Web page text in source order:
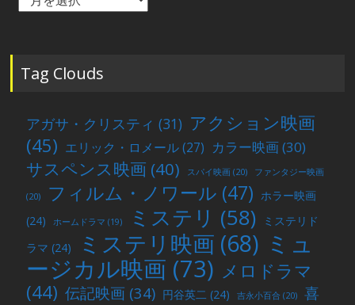
稿
Tag Clouds
アガサ・クリスティ (31) アクション映画
(45) エリック・ロメール(27) カラー映画(30)
サスペンス映画 (40) スパイ映画 (20) ファンタジー映画
(20) フィルム・ノワール (47) ホラー映画
(24)
ホームドラマ (19) ミステリ (58)
ミステリド
ラマ (24) ミステリ映画 (68) ミュ
ージカル映画 (73) メロドラマ
(44) 伝記映画 (34) 円谷英二 (24) 吉永小百合 (20)
喜